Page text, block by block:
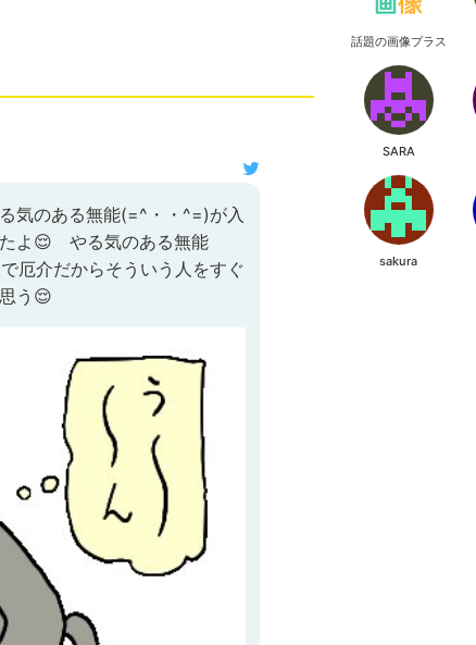
気のある無能(=^・・^=)が入
よ😌 やる気のある無能
厄介だからそういう人をすぐ
う😌
話題の画像プラス
SARA
sakura